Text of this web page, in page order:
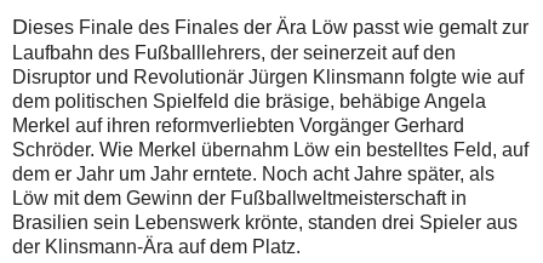
Dieses Finale des Finales der Ära Löw passt wie gemalt zur
Laufbahn des Fußballlehrers, der seinerzeit auf den
Disruptor und Revolutionär Jürgen Klinsmann folgte wie auf
dem politischen Spielfeld die bräsige, behäbige Angela
Merkel auf ihren reformverliebten Vorgänger Gerhard
Schröder. Wie Merkel übernahm Löw ein bestelltes Feld, auf
dem er Jahr um Jahr erntete. Noch acht Jahre später, als
Löw mit dem Gewinn der Fußballweltmeisterschaft in
Brasilien sein Lebenswerk krönte, standen drei Spieler aus
der Klinsmann-Ära auf dem Platz.